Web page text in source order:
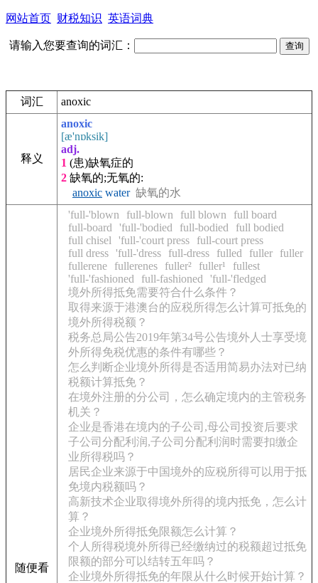
网站首页 财税知识 英语词典
请输入您要查询的词汇：
词汇 anoxic
释义
anoxic
[æ'nɒksik]
adj.
1 (患)缺氧症的
2 缺氧的;无氧的:
anoxic water 缺氧的水
随便看
'full-'blown full-blown full blown
full board
full-board
'full-'bodied full-bodied
full bodied
full chisel
'full-'court press
full-court press
full dress 'full-'dress full-dress fulled fuller
fuller
fullerene
fullerenes fuller² fuller¹
fullest
'full-'fashioned
full-fashioned
'full-'fledged
境外所得抵免需要符合什么条件？
取得来源于港澳台的应税所得怎么计算可抵免的
境外所得税额？
税务总局公告2019年第34号公告境外人士享受境
外所得免税优惠的条件有哪些？
怎么判断企业境外所得是否适用简易办法对已纳
税额计算抵免？
在境外注册的分公司，怎么确定境内的主管税务
机关？
企业是香港在境内的子公司,母公司投资后要求
子公司分配利润,子公司分配利润时需要扣缴企
业所得税吗？
居民企业来源于中国境外的应税所得可以用于抵
免境内税额吗？
高新技术企业取得境外所得的境内抵免，怎么计
算？
企业境外所得抵免限额怎么计算？
个人所得税境外所得已经缴纳过的税额超过抵免
限额的部分可以结转五年吗？
企业境外所得抵免的年限从什么时候开始计算？